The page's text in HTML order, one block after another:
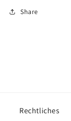
Share
Rechtliches